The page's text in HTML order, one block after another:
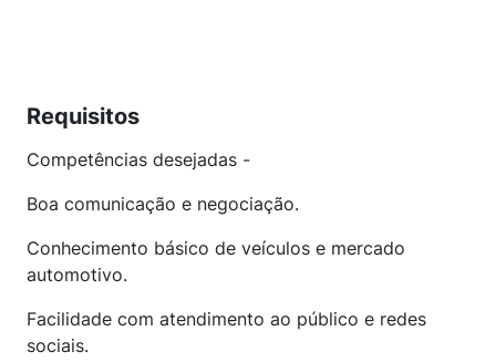
Requisitos
Competências desejadas -
Boa comunicação e negociação.
Conhecimento básico de veículos e mercado
automotivo.
Facilidade com atendimento ao público e redes
sociais.